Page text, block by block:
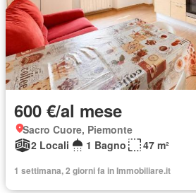
600 €/al mese
Sacro Cuore, Piemonte
2 Locali
1 Bagno 47 m²
1 settimana, 2 giorni fa in Immobiliare.it